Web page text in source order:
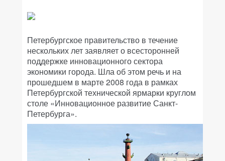
Петербургское правительство в течение
нескольких лет заявляет о всесторонней
поддержке инновационного сектора
экономики города. Шла об этом речь и на
прошедшем в марте 2008 года в рамках
Петербургской технической ярмарки круглом
столе «Инновационное развитие Санкт-
Петербурга».